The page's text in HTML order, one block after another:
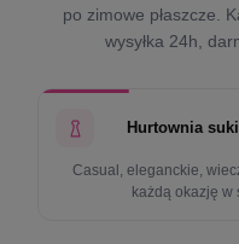
po zimowe płaszcze.
wysyłka 24h,
Hurtownia
Casual, eleganckie,
każdą okazję w